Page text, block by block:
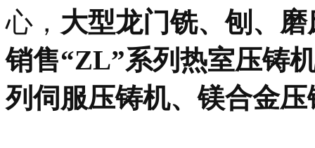
心， 大型龙门铣、刨、
销售“ZL”系列热室压铸
列伺服压铸机、镁合金